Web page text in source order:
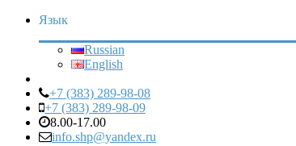
Язык
Russian
English
+7 (383) 289-98-08
+7 (383) 289-98-09
8.00-17.00
info.shp@yandex.ru